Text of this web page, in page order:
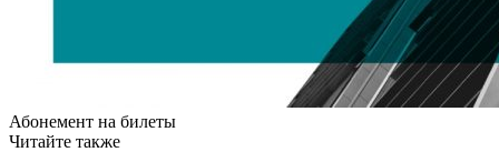
Абонемент на билеты
Читайте также